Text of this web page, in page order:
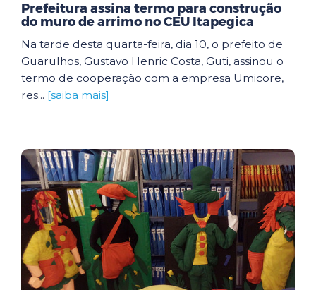
Prefeitura assina termo para construção
do muro de arrimo no CEU Itapegica
Na tarde desta quarta-feira, dia 10, o prefeito de
Guarulhos, Gustavo Henric Costa, Guti, assinou o
termo de cooperação com a empresa Umicore,
res... [saiba mais]